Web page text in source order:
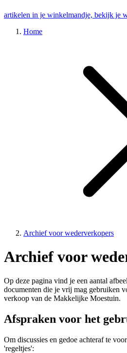
artikelen in je winkelmandje, bekijk je
Home
Archief voor wederverkopers
Archief voor
Op deze pagina vind je een aantal
documenten die je vrij mag gebruiken
verkoop van de Makkelijke Moestuin.
Afspraken voor het
Om discussies en gedoe achteraf te
'regeltjes':